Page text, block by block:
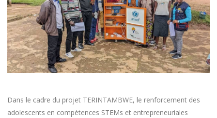
Dans le cadre du projet TERINTAMBWE, le renforcement des
adolescents en compétences STEMs et entrepreneuriales